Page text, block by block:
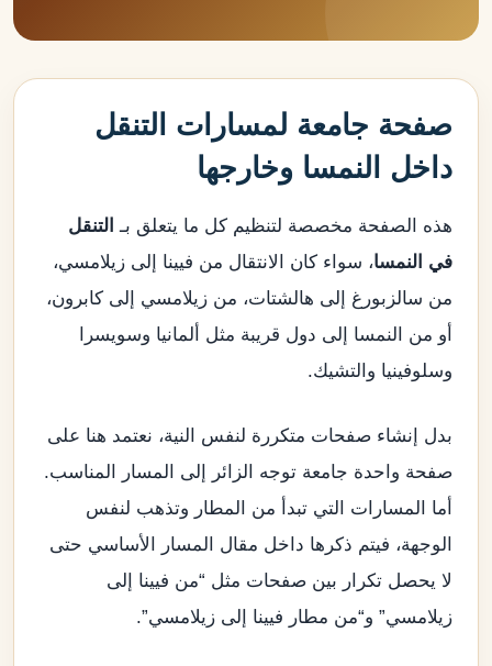
صفحة جامعة لمسارات التنقل
داخل النمسا وخارجها
هذه الصفحة مخصصة لتنظيم كل ما يتعلق بـ التنقل
في النمسا، سواء كان الانتقال من فيينا إلى زيلامسي،
من سالزبورغ إلى هالشتات، من زيلامسي إلى كابرون،
أو من النمسا إلى دول قريبة مثل ألمانيا وسويسرا
وسلوفينيا والتشيك.
بدل إنشاء صفحات متكررة لنفس النية، نعتمد هنا على
صفحة واحدة جامعة توجه الزائر إلى المسار المناسب.
أما المسارات التي تبدأ من المطار وتذهب لنفس
الوجهة، فيتم ذكرها داخل مقال المسار الأساسي حتى
لا يحصل تكرار بين صفحات مثل “من فيينا إلى
زيلامسي” و“من مطار فيينا إلى زيلامسي”.